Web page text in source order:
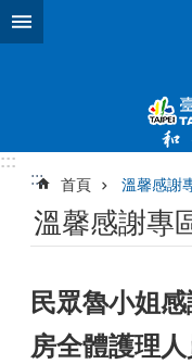
跳到主要內容區塊
:::
:::
首頁 溫馨感謝
溫馨感謝專
民眾魯小姐
房全體護理人